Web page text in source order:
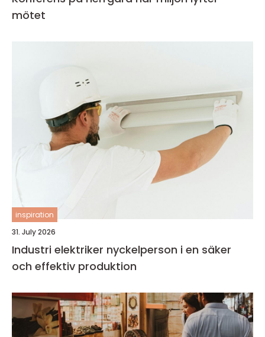
mötet
inspiration
31. July 2026
Industri elektriker nyckelperson i en säker
och effektiv produktion